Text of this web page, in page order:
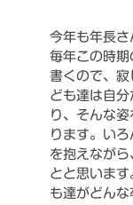
今年も年長さ
毎年この時期
書くので、寂
ども達は自
り、そんな
ります。い
を抱えなが
とと思いま
も達がどん